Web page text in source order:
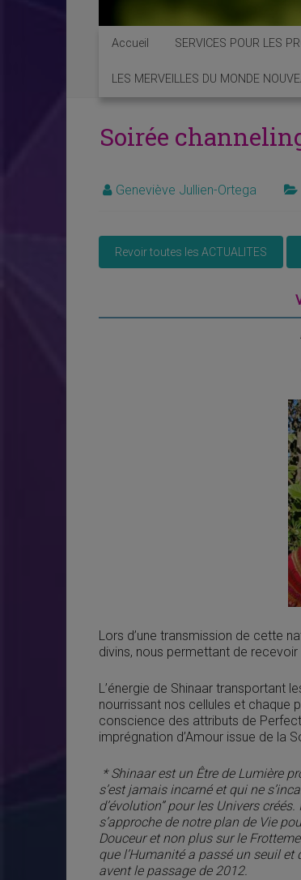
Accueil SERVICES POUR LES
LES MERVEILLES DU MONDE
Soirée
Geneviève Jullien-Ortega
Lors d’une transmission de cette
divins, nous permettant de
L’énergie de Shinaar transportant
nourrissant nos cellules et chaque
conscience des attributs de
imprégnation d’Amour issue de la
*Shinaar est un Être de Lumière
s’est jamais incarné et qui ne
d’évolution” pour les Univers
s’approche de notre plan de Vie
Douceur et non plus sur le
que l’Humanité a passé un seuil et
avent le passage de 2012.